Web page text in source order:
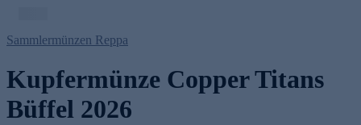
Sammlermünzen Reppa
Kupfermünze Copper Titans
Büffel 2026